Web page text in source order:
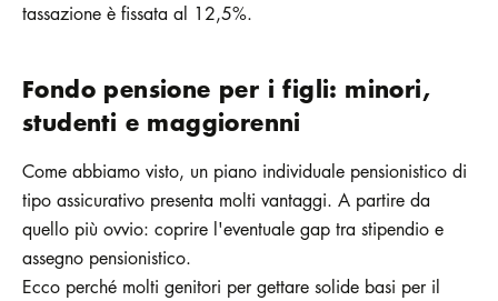
tassazione è fissata al 12,5%.
Fondo pensione per i figli: minori,
studenti e maggiorenni
Come abbiamo visto, un piano individuale pensionistico di
tipo assicurativo presenta molti vantaggi. A partire da
quello più ovvio: coprire l'eventuale gap tra stipendio e
assegno pensionistico.
Ecco perché molti genitori per gettare solide basi per il